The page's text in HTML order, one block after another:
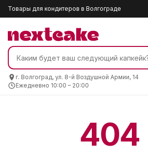
Товары для кондитеров в Волгограде
г. Волгоград, ул. 8-й Воздушной Армии, 14
Ежедневно 10:00 – 20:00
404